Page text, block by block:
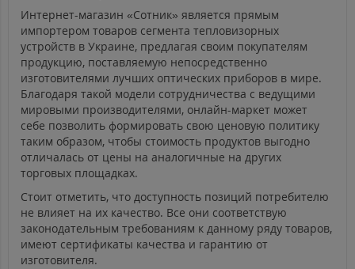
Интернет-магазин «Сотник» является прямым
импортером товаров сегмента тепловизорных
устройств в Украине, предлагая своим покупателям
продукцию, поставляемую непосредственно
изготовителями лучших оптических приборов в мире.
Благодаря такой модели сотрудничества с ведущими
мировыми производителями, онлайн-маркет может
себе позволить формировать свою ценовую политику
таким образом, чтобы стоимость продуктов выгодно
отличалась от цены на аналогичные на других
торговых площадках.
Стоит отметить, что доступность позиций потребителю
не влияет на их качество. Все они соответствую
законодательным требованиям к данному ряду товаров,
имеют сертификаты качества и гарантию от
изготовителя.